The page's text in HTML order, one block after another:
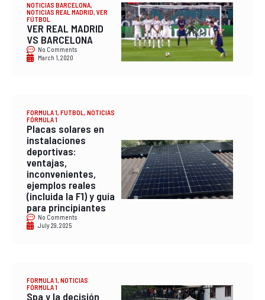
NOTICIAS BARCELONA,
NOTICIAS REAL MADRID, VER
FÚTBOL
VER REAL MADRID
VS BARCELONA
No Comments
March 1, 2020
FORMULA 1, FUTBOL, NOTICIAS
FÓRMULA 1
Placas solares en
instalaciones
deportivas:
ventajas,
inconvenientes,
ejemplos reales
(incluida la F1) y guía
para principiantes
No Comments
July 29, 2025
FORMULA 1, NOTICIAS
FÓRMULA 1
Spa y la decisión